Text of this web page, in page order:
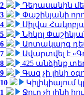
2
Դերասանին
3
Փաշինյանի
4
Սիլվա
5
Նիկոլ
6
Արտակարգ
7
Ավարտվել է
8
425 անձինք
9
Գազ չի լինի
10
1
Ջուր չի լինի